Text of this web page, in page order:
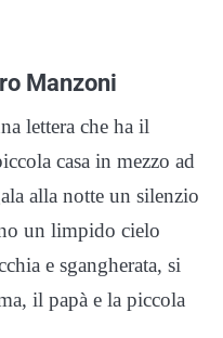
Manzoni
lettera che ha il
casa in mezzo ad
alla notte un silenzio
un limpido cielo
e sgangherata, si
il papà e la piccola